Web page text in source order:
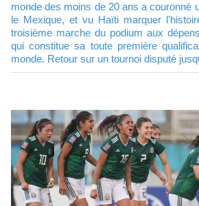
monde des moins de 20 ans a couronné
le Mexique, et vu Haïti marquer
troisième marche du podium aux
qui constitue sa toute première
monde. Retour sur un tournoi disputé